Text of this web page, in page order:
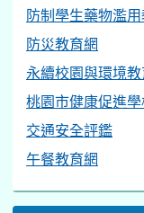
防制學生藥物濫
防災教育網
永續校園與環境
桃園市健康促進
交通安全評鑑
午餐教育網